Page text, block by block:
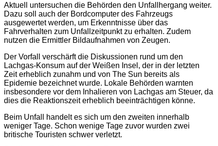
Aktuell untersuchen die Behörden den Unfallhergang weiter.
Dazu soll auch der Bordcomputer des Fahrzeugs
ausgewertet werden, um Erkenntnisse über das
Fahrverhalten zum Unfallzeitpunkt zu erhalten. Zudem
nutzen die Ermittler Bildaufnahmen von Zeugen.
Der Vorfall verschärft die Diskussionen rund um den
Lachgas-Konsum auf der Weißen Insel, der in der letzten
Zeit erheblich zunahm und von The Sun bereits als
Epidemie bezeichnet wurde. Lokale Behörden warnten
insbesondere vor dem Inhalieren von Lachgas am Steuer, da
dies die Reaktionszeit erheblich beeinträchtigen könne.
Beim Unfall handelt es sich um den zweiten innerhalb
weniger Tage. Schon wenige Tage zuvor wurden zwei
britische Touristen schwer verletzt.